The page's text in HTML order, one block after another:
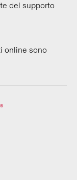
del supporto
online sono